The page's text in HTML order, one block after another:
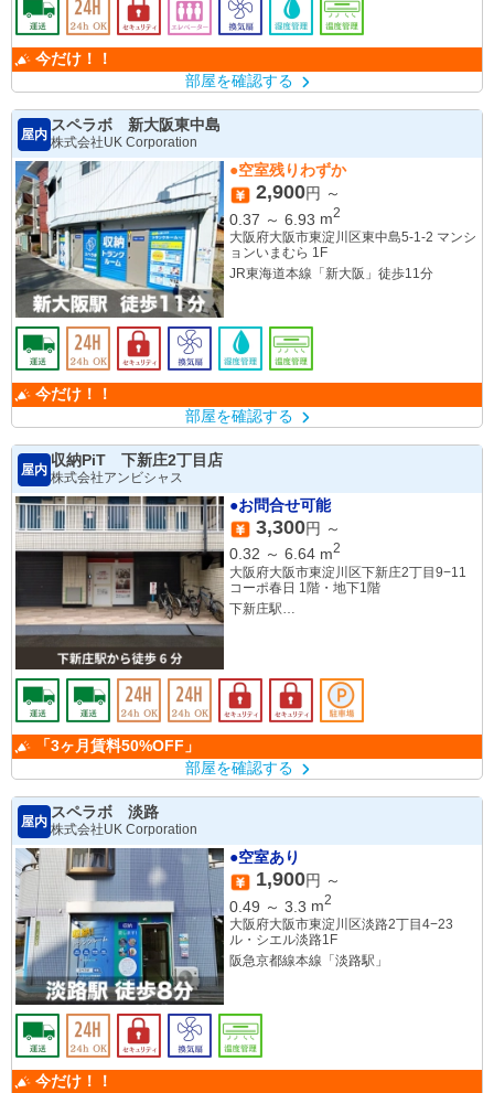
今だけ！！
部屋を確認する
屋内
スペラボ 新大阪東中島
株式会社UK Corporation
●空室残りわずか
2,900円 ～
0.37 ～ 6.93 m2
大阪府大阪市東淀川区東中島5-1-2 マンシ
ョンいまむら 1F
JR東海道本線「新大阪」徒歩11分
今だけ！！
部屋を確認する
屋内
収納PiT 下新庄2丁目店
株式会社アンビシャス
●お問合せ可能
3,300円 ～
0.32 ～ 6.64 m2
大阪府大阪市東淀川区下新庄2丁目9−11
コーポ春日 1階・地下1階
下新庄駅
「3ヶ月賃料50%OFF」
部屋を確認する
屋内
スペラボ 淡路
株式会社UK Corporation
●空室あり
1,900円 ～
0.49 ～ 3.3 m2
大阪府大阪市東淀川区淡路2丁目4−23
ル・シエル淡路1F
阪急京都線本線「淡路駅」
今だけ！！